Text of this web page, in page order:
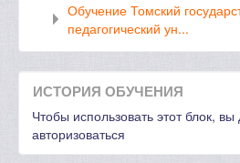
Обучение Томский
педагогический ун...
ИСТОРИЯ ОБУЧЕНИЯ
Чтобы использовать этот блок,
авторизоваться